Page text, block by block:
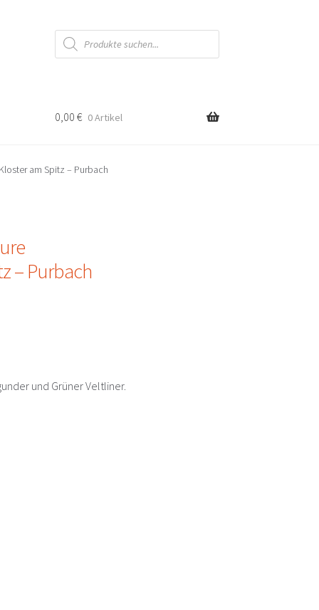
Products
search
0,00 € 0 Artikel
am Spitz – Purbach
– Purbach
und Grüner Veltliner.